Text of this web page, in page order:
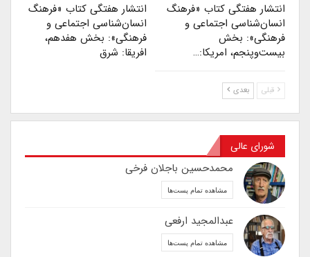
انتشار هفتگی کتاب «فرهنگ
انسان‌شناسی اجتماعی و
فرهنگی»: بخش
بیست‌و‌پنجم، امریکا:…
انتشار هفتگی کتاب «فرهنگ
انسان‌شناسی اجتماعی و
فرهنگی»: بخش هفدهم،
افریقا: شرق
قبلی بعدی
شورای عالی
محمدحسین باجلان فرخی
مشاهده تمام پست‌ها
عبدالمجید ارفعی
مشاهده تمام پست‌ها